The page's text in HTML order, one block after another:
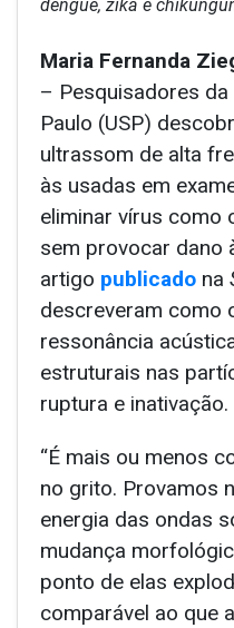
dengue, zika e
Maria Fernanda
– Pesquisadores da
Paulo (USP)
ultrassom de alta
às usadas em
eliminar vírus como
sem provocar dano
artigo publicado na
descreveram como
ressonância
estruturais nas
ruptura e inativação.
“É mais ou menos
no grito. Provamos
energia das ondas
mudança
ponto de elas
comparável ao que